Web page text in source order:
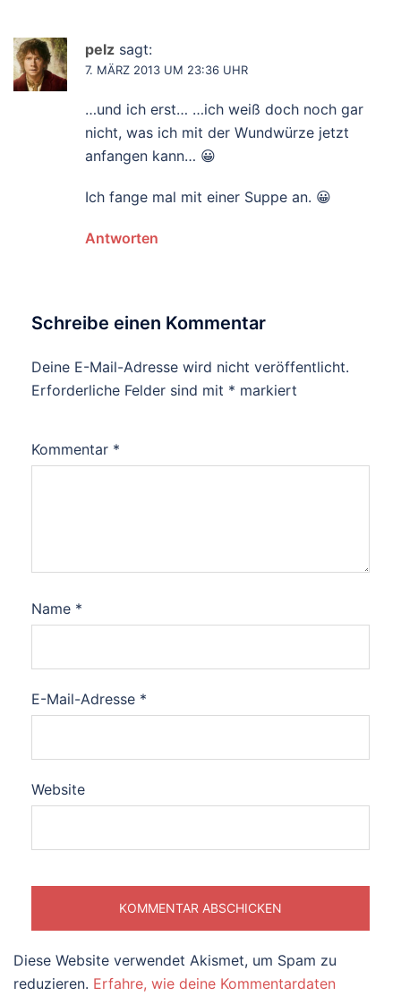
pelz sagt:
7. MÄRZ 2013 UM 23:36 UHR
…und ich erst… …ich weiß doch noch gar
nicht, was ich mit der Wundwürze jetzt
anfangen kann… 😀
Ich fange mal mit einer Suppe an. 😀
Antworten
Schreibe einen Kommentar
Deine E-Mail-Adresse wird nicht veröffentlicht.
Erforderliche Felder sind mit * markiert
Kommentar *
Name *
E-Mail-Adresse *
Website
Diese Website verwendet Akismet, um Spam zu
reduzieren. Erfahre, wie deine Kommentardaten